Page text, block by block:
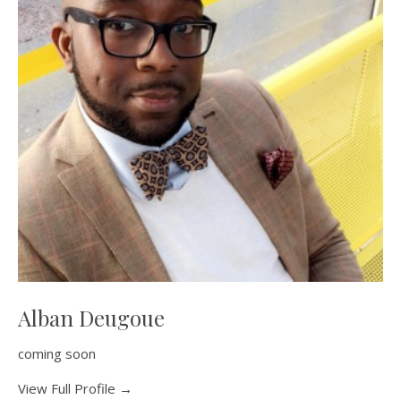
Alban Deugoue
coming soon
View Full Profile →